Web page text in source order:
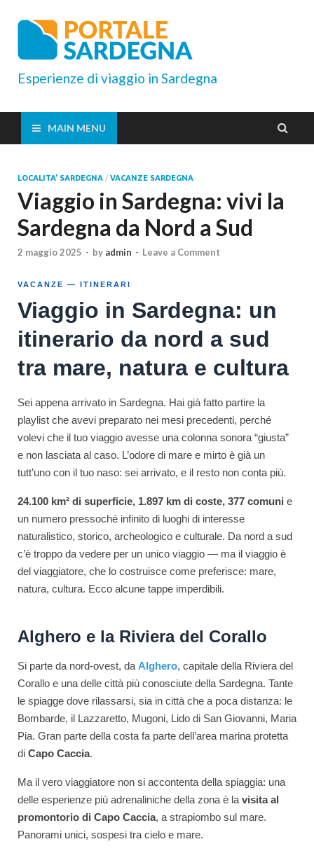
Esperienze di viaggio in Sardegna
MAIN MENU
LOCALITA' SARDEGNA / VACANZE SARDEGNA
Viaggio in Sardegna: vivi la
Sardegna da Nord a Sud
2 maggio 2025 - by admin - Leave a Comment
VACANZE — ITINERARI
Viaggio in Sardegna: un
itinerario da nord a sud
tra mare, natura e cultura
Sei appena arrivato in Sardegna. Hai già fatto partire la
playlist che avevi preparato nei mesi precedenti, perché
volevi che il tuo viaggio avesse una colonna sonora “giusta”
e non lasciata al caso. L’odore di mare e mirto è già un
tutt’uno con il tuo naso: sei arrivato, e il resto non conta più.
24.100 km² di superficie, 1.897 km di coste, 377 comuni e
un numero pressoché infinito di luoghi di interesse
naturalistico, storico, archeologico e culturale. Da nord a sud
c’è troppo da vedere per un unico viaggio — ma il viaggio è
del viaggiatore, che lo costruisce come preferisce: mare,
natura, cultura. Ecco alcune tappe imperdibili.
Alghero e la Riviera del Corallo
Si parte da nord-ovest, da Alghero, capitale della Riviera del
Corallo e una delle città più conosciute della Sardegna. Tante
le spiagge dove rilassarsi, sia in città che a poca distanza: le
Bombarde, il Lazzaretto, Mugoni, Lido di San Giovanni, Maria
Pia. Gran parte della costa fa parte dell’area marina protetta
di Capo Caccia.
Ma il vero viaggiatore non si accontenta della spiaggia: una
delle esperienze più adrenaliniche della zona è la visita al
promontorio di Capo Caccia, a strapiombo sul mare.
Panorami unici, sospesi tra cielo e mare.